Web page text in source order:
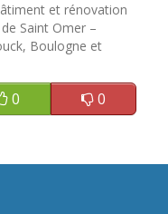
et rénovation
Saint Omer –
Boulogne et
0 0